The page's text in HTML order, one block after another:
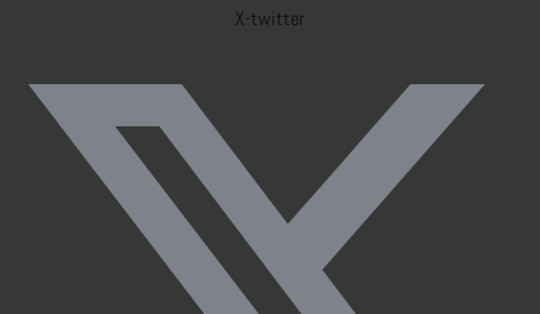
X-twitter